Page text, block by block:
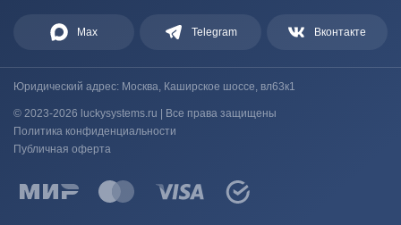
Max Telegram Вконтакте
Юридический адрес: Москва, Каширское шоссе, вл63к1
© 2023-2026 luckysystems.ru | Все права защищены
Политика конфиденциальности
Публичная оферта